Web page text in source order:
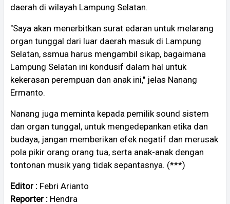
daerah di wilayah Lampung Selatan.
"Saya akan menerbitkan surat edaran untuk melarang
organ tunggal dari luar daerah masuk di Lampung
Selatan, ssmua harus mengambil sikap, bagaimana
Lampung Selatan ini kondusif dalam hal untuk
kekerasan perempuan dan anak ini," jelas Nanang
Ermanto.
Nanang juga meminta kepada pemilik sound sistem
dan organ tunggal, untuk mengedepankan etika dan
budaya, jangan memberikan efek negatif dan merusak
pola pikir orang orang tua, serta anak-anak dengan
tontonan musik yang tidak sepantasnya. (***)
Editor : Febri Arianto
Reporter : Hendra